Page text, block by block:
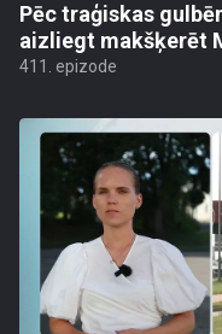
Pēc traģiskas
aizliegt makšķerēt
411. epizode